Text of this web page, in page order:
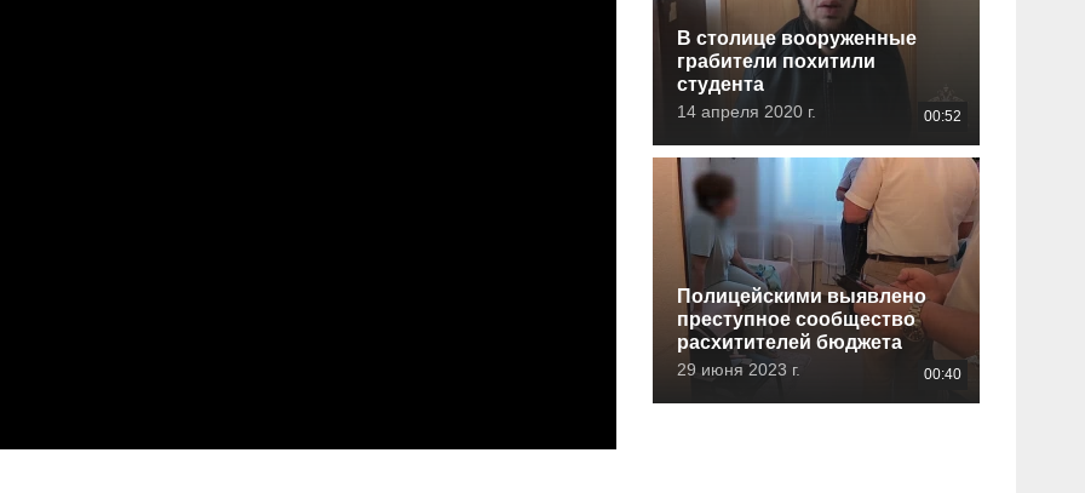
В столице вооруженные
грабители похитили
студента
14 апреля 2020 г. 00:52
Полицейскими выявлено
преступное сообщество
расхитителей бюджета
29 июня 2023 г. 00:40